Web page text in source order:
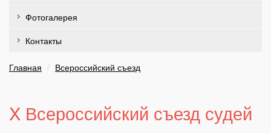
Фотогалерея
Контакты
Главная Всероссийский съезд
X Всероссийский съезд судей